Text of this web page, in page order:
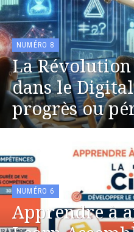
NUMÉRO 8
La Révolution
dans le
progrès ou
NUMÉRO 6
Apprendre à